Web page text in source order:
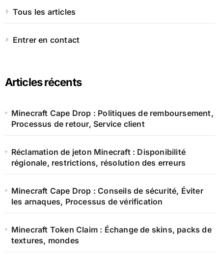
Tous les articles
Entrer en contact
Articles récents
Minecraft Cape Drop : Politiques de remboursement,
Processus de retour, Service client
Réclamation de jeton Minecraft : Disponibilité
régionale, restrictions, résolution des erreurs
Minecraft Cape Drop : Conseils de sécurité, Éviter
les arnaques, Processus de vérification
Minecraft Token Claim : Échange de skins, packs de
textures, mondes